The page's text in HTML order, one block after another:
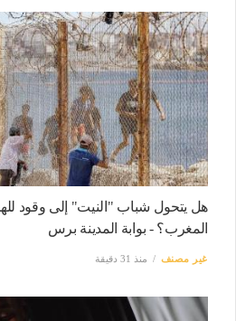
هل يتحول شباب "النيت" إلى وقود
المغرب؟ - بوابة المدينة برس
غير مصنف منذ 31 دقيقة